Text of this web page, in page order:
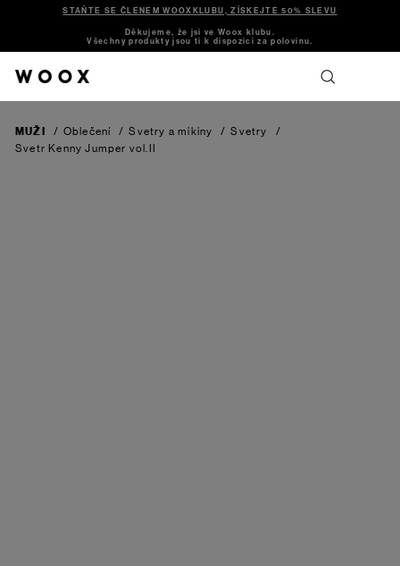
STAŇTE SE ČLENEM WOOXKLUBU, ZÍSKEJTE 50% SLEVU
Děkujeme, že jsi ve Woox klubu.
Všechny produkty jsou ti k dispozici za polovinu.
MUŽI / Oblečení / Svetry a mikiny / Svetry
/
Svetr Kenny Jumper vol.II